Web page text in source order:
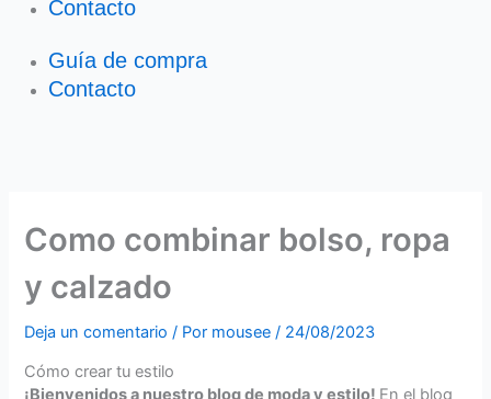
Contacto
Guía de compra
Contacto
Como combinar bolso, ropa
y calzado
Deja un comentario / Por mousee/ 24/08/2023
Cómo crear tu estilo
¡Bienvenidos a nuestro blog de moda y estilo! En el blog